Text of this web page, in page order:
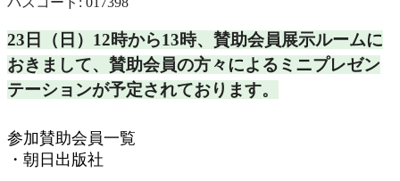
23日（日）12時から13時、 賛助会員展示ルームに
おきまして、 賛助会員の方々によるミニプレゼン
テーションが予定されております。
参加賛助会員一覧
・朝日出版社